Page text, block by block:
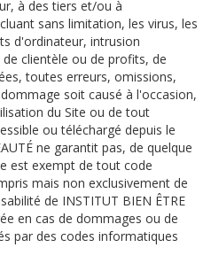
à des tiers et/ou à
sans limitation, les virus, les
d'ordinateur, intrusion
clientèle ou de profits, de
toutes erreurs, omissions,
soit causé à l'occasion,
du Site ou de tout
ou téléchargé depuis le
ne garantit pas, de quelque
est exempt de tout code
mais non exclusivement de
de INSTITUT BIEN ÊTRE
en cas de dommages ou de
par des codes informatiques